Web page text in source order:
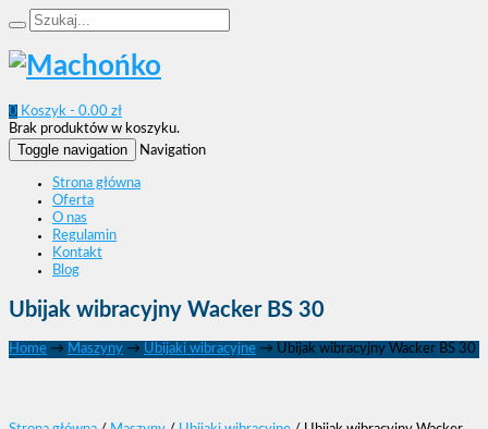
0 Koszyk - 0.00 zł
Brak produktów w koszyku.
Toggle navigation Navigation
Strona główna
Oferta
O nas
Regulamin
Kontakt
Blog
Ubijak wibracyjny Wacker BS 30
Home → Maszyny → Ubijaki wibracyjne → Ubijak wibracyjny Wacker BS 30